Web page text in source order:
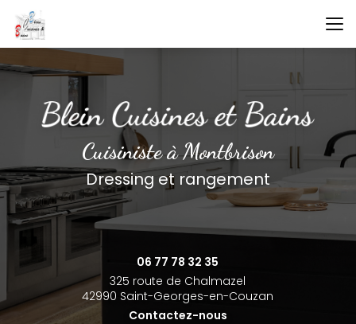
contenu
principal
Cuisiniste à Montbrison
Dressing et rangement
06 77 78 32 35
325 route de Chalmazel
42990 Saint-Georges-en-Couzan
Contactez-nous